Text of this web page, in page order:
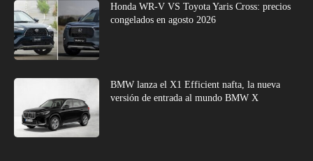
Honda WR-V VS Toyota Yaris Cross: precios
congelados en agosto 2026
BMW lanza el X1 Efficient nafta, la nueva
versión de entrada al mundo BMW X